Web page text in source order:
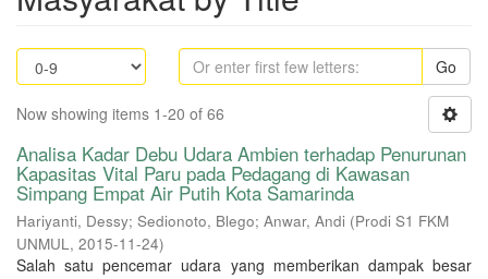
Go
Now showing items 1-20 of 66
Analisa Kadar Debu Udara Ambien terhadap Penurunan
Kapasitas Vital Paru pada Pedagang di Kawasan
Simpang Empat Air Putih Kota Samarinda
Hariyanti, Dessy; Sedionoto, Blego; Anwar, Andi (Prodi S1 FKM
UNMUL, 2015-11-24)
Salah satu pencemar udara yang memberikan dampak besar